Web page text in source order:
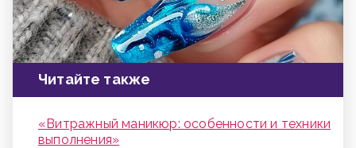
Читайте также
«Витражный маникюр: особенности и техники
выполнения»